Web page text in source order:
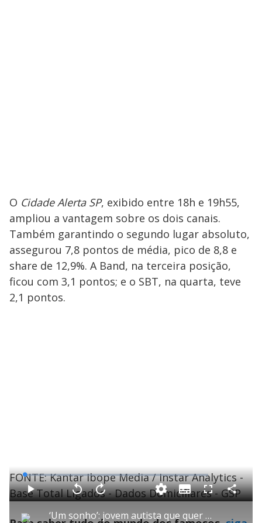
O Cidade Alerta SP, exibido entre 18h e 19h55,
ampliou a vantagem sobre os dois canais.
Também garantindo o segundo lugar absoluto,
assegurou 7,8 pontos de média, pico de 8,8 e
share de 12,9%. A Band, na terceira posição,
ficou com 3,1 pontos; e o SBT, na quarta, teve
2,1 pontos.
FONTE: Kantar Ibope Media / Instar Analytics -
Base Total Ligados - Dados Domiciliares - GSP
‘Um sonho’: jovem autista que quer ser jornalista se emociona ao conhecer Reinaldo Gottino
P V
t
A
a
n
L
o
a
d
e
:
0
S
u
b
i
t
F
l
C
o
a